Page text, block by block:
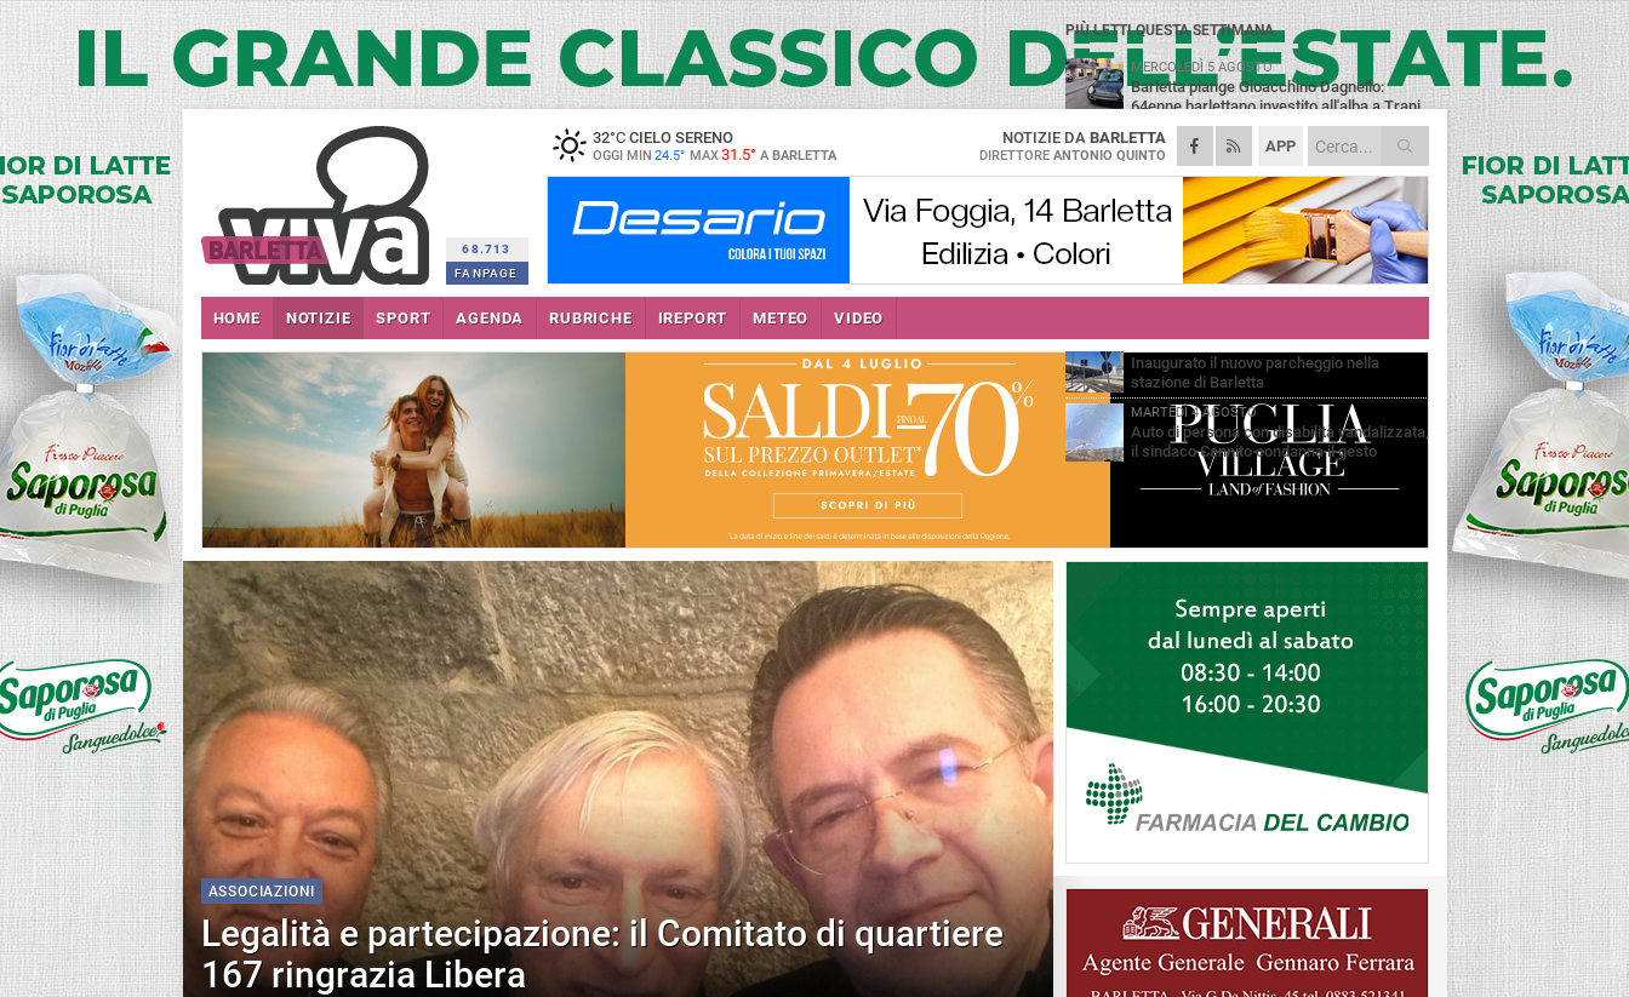
68.713
FANPAGE
32°CCIELO SERENO
OGGI MIN 24.5° MAX31.5° A BARLETTA
APP
NOTIZIE DA BARLETTA
DIRETTORE ANTONIO QUINTO
HOME NOTIZIE SPORT AGENDA RUBRICHE IREPORT METEO VIDEO
ASSOCIAZIONI
Legalità e partecipazione: il Comitato di quartiere
167 ringrazia Libera
PIÙ LETTI QUESTA SETTIMANA
MERCOLEDÌ 5 AGOSTO
Barletta piange Gioacchino Dagnello:
64enne barlettano investito all'alba a Trani
GIOVEDÌ 6 AGOSTO
Il ricordo di "Cecco", il benzinaio col
sorriso: «Contava i giorni che lo
separavano dalla pensione»
MERCOLEDÌ 5 AGOSTO
Jova Summer Party, giovedì mattina
sopralluogo nell'area dell'evento
DOMENICA 2 AGOSTO
Beni confiscati alla mafia. Nasce il servizio
VENERDÌ 31 LUGLIO
Inaugurato il nuovo parcheggio nella
stazione di Barletta
MARTEDÌ 4 AGOSTO
Auto di persona con disabilità vandalizzata,
il sindaco Cannito condanna il gesto